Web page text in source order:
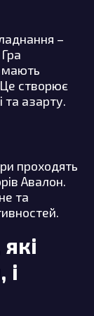
–
мають
Це створює
та азарту.
проходять
Авалон.
та
і